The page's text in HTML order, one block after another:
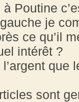
Poutine
je
ce qu’il
intérêt ?
que
sont